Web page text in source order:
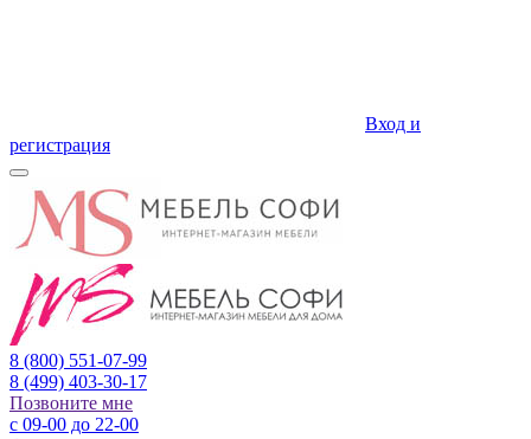
Вход и
регистрация
8 (800) 551-07-99
8 (499) 403-30-17
Позвоните мне
с 09-00 до 22-00